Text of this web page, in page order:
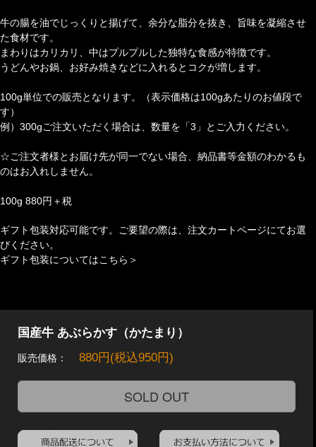
牛の腸を油でじっくりと揚げて、余分な脂分を抜き、旨味を凝縮させ
た食材です。
まわりはカリカリ、中はプルプルした独特な食感が特徴です。
うどんやお鍋、お好み焼きなどに入れるとコクが増します。
100g単位での販売となります。（表示価格は100gあたりのお値段で
す）
例）300gご注文いただく場合は、数量を「3」とご入力ください。
☆ご注文者様とお届け先が同一でない場合、納品書等金額のわかるも
のはお入れしません。
100g 880円＋税
ギフト包装対応可能です。ご要望の際は、注文カートページにてお選
びください。
ギフト包装についてはこちら＞
国産牛 あぶらかす（かたまり）
販売価格： 880円(税込950円)
SOLD OUT